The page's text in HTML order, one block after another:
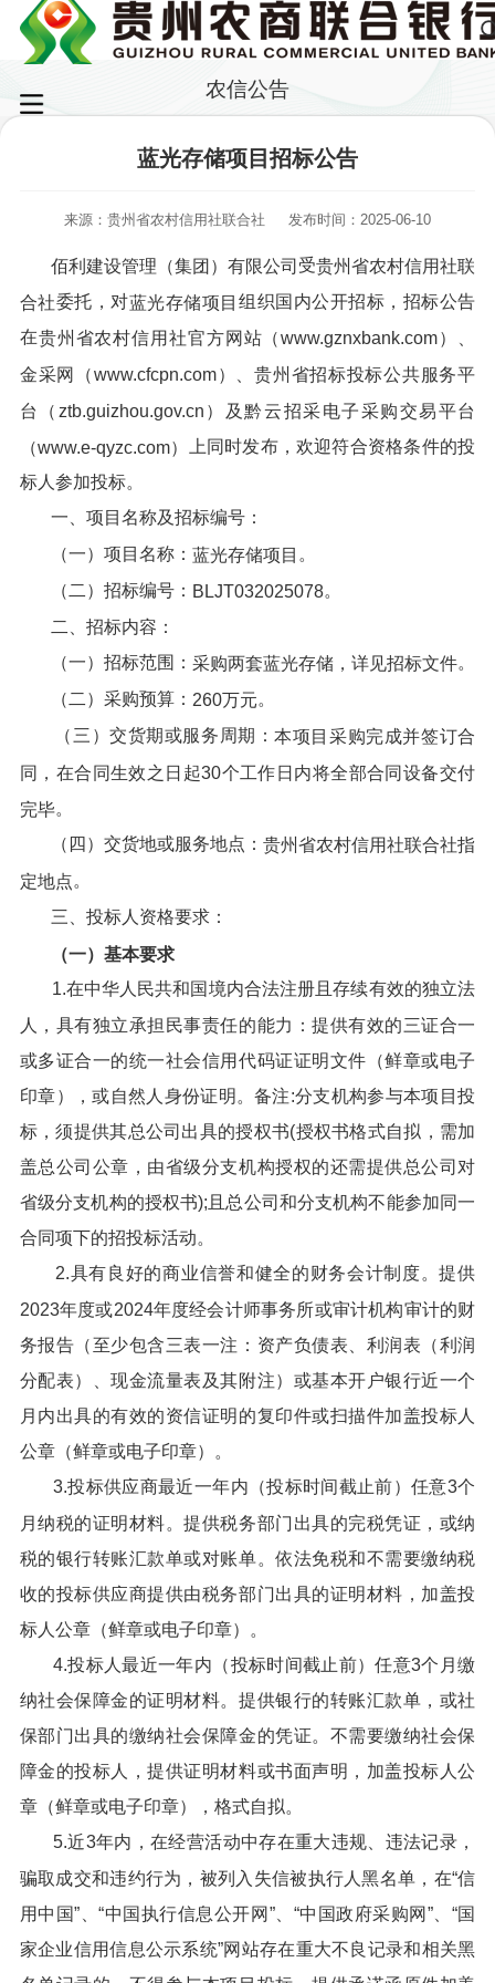
农信公告
蓝光存储项目招标公告
来源：贵州省农村信用社联合社 发布时间：2025-06-10
佰利建设管理（集团）有限公司 受贵州省农村信用社联
合社委托，对蓝光存储项目 组织国内公开招标，招标公告
在贵州省农村信用社官方网站（www.gznxbank.com）、
金采网（www.cfcpn.com）、贵州省招标投标公共服务平
台（ztb.guizhou.gov.cn ）
及黔云招采电子采购交易平台
（www.e-qyzc.com）
上同时发布，欢迎符合资格条件的投
标人参加投标。
一、项目名称及招标编号：
（一）项目名称： 蓝光存储项目 。
（二）招标编号： BLJT032025078。
二、招标内容：
（一）招标范围： 采购两套蓝光存储， 详见招标文件。
（二）采购预算： 260万元。
（三）交货期或服务周期：本项目采购完成并签订合
同，在合同生效之日起30个工作日内将全部合同设备交付
完毕。
（四）交货地或服务地点：贵州省农村信用社联合社指
定地点。
三、投标人资格要求：
（一）基本要求
1.在中华人民共和国境内合法注册且存续有效的独立法
人，具有独立承担民事责任的能力：提供有效的三证合一
或多证合一的统一社会信用代码证证明文件（鲜章或电子
印章），或自然人身份证明。备注:分支机构参与本项目投
标，须提供其总公司出具的授权书(授权书格式自拟，需加
盖总公司公章，由省级分支机构授权的还需提供总公司对
省级分支机构的授权书);且总公司和分支机构不能参加同一
合同项下的招投标活动。
2.具有良好的商业信誉和健全的财务会计制度。提供
2023年度或2024年度经会计师事务所或审计机构审计的财
务报告（至少包含三表一注：资产负债表、利润表（利润
分配表）、现金流量表及其附注）或基本开户银行近一个
月内出具的有效的资信证明的复印件或扫描件加盖投标人
公章（鲜章或电子印章）。
3.投标供应商最近一年内（投标时间截止前）任意3个
月纳税的证明材料。提供税务部门出具的完税凭证，或纳
税的银行转账汇款单或对账单。依法免税和不需要缴纳税
收的投标供应商提供由税务部门出具的证明材料，加盖投
标人公章（鲜章或电子印章）。
4.投标人最近一年内（投标时间截止前）任意3个月缴
纳社会保障金的证明材料。提供银行的转账汇款单，或社
保部门出具的缴纳社会保障金的凭证。不需要缴纳社会保
障金的投标人，提供证明材料或书面声明，加盖投标人公
章（鲜章或电子印章），格式自拟。
5.近3年内，在经营活动中存在重大违规、违法记录，
骗取成交和违约行为，被列入失信被执行人黑名单，在“信
用中国”、“中国执行信息公开网”、“中国政府采购网”、“国
家企业信用信息公示系统”网站存在重大不良记录和相关黑